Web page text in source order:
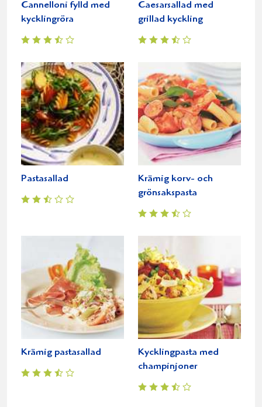
Cannelloni fylld med
kycklingröra
Caesarsallad med
grillad kyckling
Pastasallad
Krämig korv- och
grönsakspasta
Krämig pastasallad
Kycklingpasta med
champinjoner